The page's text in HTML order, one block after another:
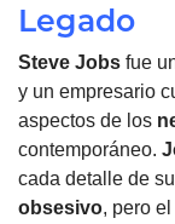
Legado
Steve Jobs fue
y un empresario
aspectos de los
contemporáneo.
cada detalle de
obsesivo, pero